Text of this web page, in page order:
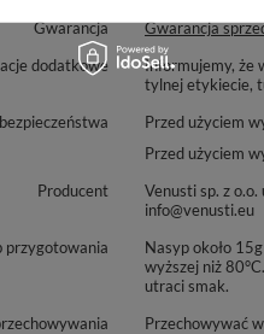
Gwarancja
Gwarancja
dodatkowe
Informujemy, że
tylnej etykiecie,
Przed użyciem
Przed użyciem
Producent
Venusti sp. z
info@venusti.eu
przygotowania
Nasyp około
wyższej niż
utraci smak.
Przechowywać